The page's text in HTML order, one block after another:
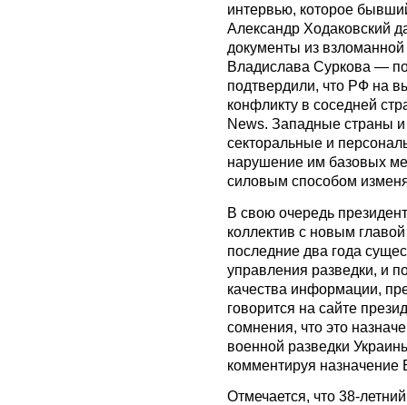
интервью, которое
Александр Ходаковский
документы из
Владислава Суркова —
подтвердили, что РФ на
конфликту в соседней
News. Западные страны
секторальные и
нарушение им базовых
силовым способом
В свою очередь
коллектив с новым
последние два года
управления разведки, и
качества информации,
говорится на сайте
сомнения, что это
военной разведки
комментируя назначение
Отмечается, что 38-